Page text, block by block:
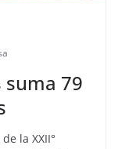
suma 79
la XXII°